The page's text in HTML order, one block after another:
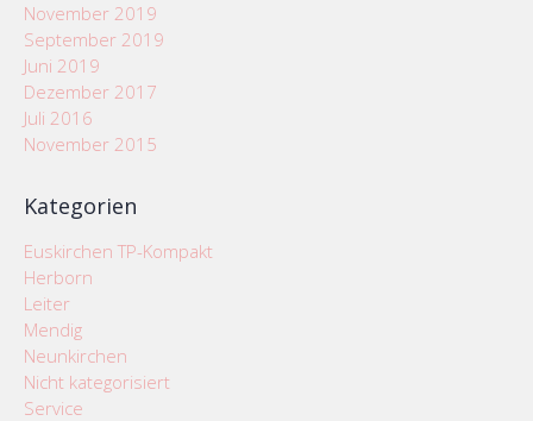
November 2019
September 2019
Juni 2019
Dezember 2017
Juli 2016
November 2015
Kategorien
Euskirchen TP-Kompakt
Herborn
Leiter
Mendig
Neunkirchen
Nicht kategorisiert
Service